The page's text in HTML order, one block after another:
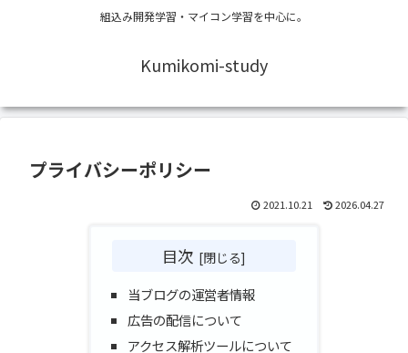
組込み開発学習・マイコン学習を中心に。
Kumikomi-study
プライバシーポリシー
2021.10.21 2026.04.27
目次
当ブログの運営者情報
広告の配信について
アクセス解析ツールについて